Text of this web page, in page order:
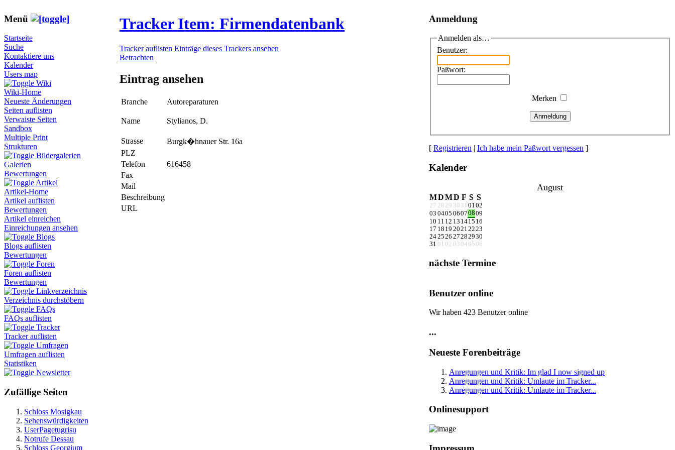
Menü
Startseite
Suche
Kontaktiere uns
Kalender
Users map
Wiki
Wiki-Home
Neueste Änderungen
Seiten auflisten
Verwaiste Seiten
Sandbox
Multiple Print
Strukturen
Bildergalerien
Galerien
Bewertungen
Artikel
Artikel-Home
Artikel auflisten
Bewertungen
Artikel einreichen
Einreichungen ansehen
Blogs
Blogs auflisten
Bewertungen
Foren
Foren auflisten
Bewertungen
Linkverzeichnis
Verzeichnis durchstöbern
FAQs
FAQs auflisten
Tracker
Tracker auflisten
Umfragen
Umfragen auflisten
Statistiken
Newsletter
Zufällige Seiten
Schloss Mosigkau
Sehenswürdigkeiten
UserPagetugrisu
Notrufe Dessau
Schloss Georgium
Tracker Item: Firmendatenbank
Tracker auflisten Einträge dieses Trackers ansehen
Betrachten
Eintrag ansehen
Branche Autoreparaturen
Name Stylianos, D.
Strasse
Burgk�hnauer Str. 16a
PLZ
Telefon
616458
Fax
Mail
Beschreibung
URL
Anmeldung
Anmelden als…
Benutzer:
Paßwort:
Merken
Anmeldung
[ Registrieren | Ich habe mein Paßwort vergessen ]
Kalender
August
MDMD F S S
27 28 29 30 31 0102
03 0405 06070809
10 11 12 13 1415 16
17 18 19 20212223
242526 27282930
31 01 02 03 04 05 06
nächste Termine
Benutzer online
Wir haben 423 Benutzer online
...
Neueste Forenbeiträge
Anregungen und Kritik: Im glad I now signed up
Anregungen und Kritik: Umlaute im Tracker...
Anregungen und Kritik: Umlaute im Tracker...
Onlinesupport